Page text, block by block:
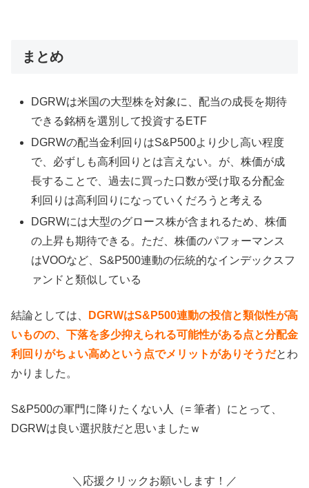
まとめ
DGRWは米国の大型株を対象に、配当の成長を期待
できる銘柄を選別して投資するETF
DGRWの配当金利回りはS&P500より少し高い程度
で、必ずしも高利回りとは言えない。が、株価が成
長することで、過去に買った口数が受け取る分配金
利回りは高利回りになっていくだろうと考える
DGRWには大型のグロース株が含まれるため、株価
の上昇も期待できる。ただ、株価のパフォーマンス
はVOOなど、S&P500連動の伝統的なインデックスフ
ァンドと類似している
結論としては、
DGRWはS&P500連動の投信と類似性が高
いものの、下落を多少抑えられる可能性がある点と分配金
利回りがちょい高めという点でメリットがありそうだとわ
かりました。
S&P500の軍門に降りたくない人（= 筆者）にとって、
DGRWは良い選択肢だと思いましたｗ
＼応援クリックお願いします！／